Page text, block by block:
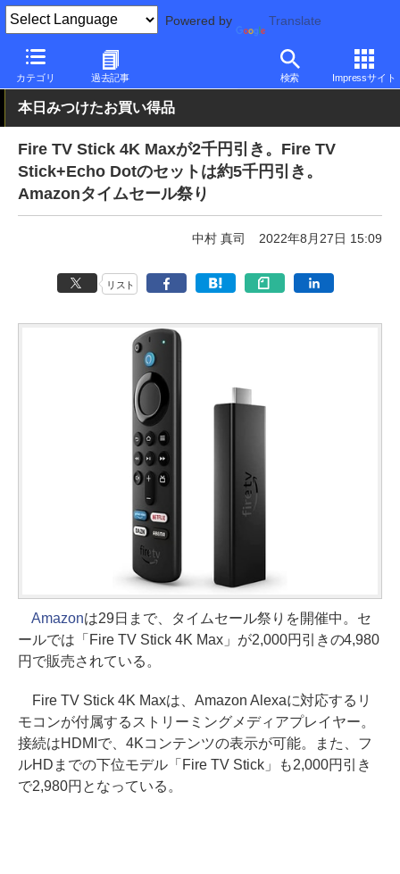
Powered by Translate
カテゴリ 過去記事 検索 Impressサイト
PC Watch 半導体/周辺機器
本日みつけたお買い得品
Fire TV Stick 4K Maxが2千円引き。Fire TV
Stick+Echo Dotのセットは約5千円引き。
Amazonタイムセール祭り
中村 真司 2022年8月27日 15:09
リスト
Amazonは29日まで、タイムセール祭りを開催中。セ
ールでは「Fire TV Stick 4K Max」が2,000円引きの4,980
円で販売されている。
Fire TV Stick 4K Maxは、Amazon Alexaに対応するリ
モコンが付属するストリーミングメディアプレイヤー。
接続はHDMIで、4Kコンテンツの表示が可能。また、フ
ルHDまでの下位モデル「Fire TV Stick」も2,000円引き
で2,980円となっている。